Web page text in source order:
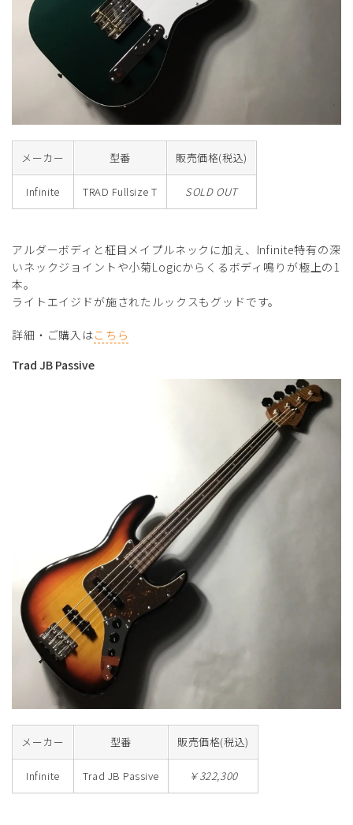
メーカー 型番 販売価格(税込)
Infinite TRAD Fullsize T SOLD OUT
アルダーボディと柾目メイプルネックに加え、Infinite特有の深
いネックジョイントや小菊Logicからくるボディ鳴りが極上の1
本。
ライトエイジドが施されたルックスもグッドです。
詳細・ご購入はこちら
Trad JB Passive
メーカー 型番 販売価格(税込)
Infinite Trad JB Passive ￥322,300